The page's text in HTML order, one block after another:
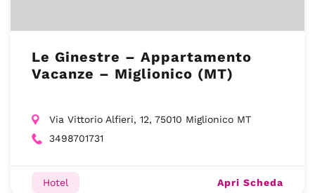
Le Ginestre – Appartamento
Vacanze – Miglionico (MT)
Via Vittorio Alfieri, 12, 75010 Miglionico MT
3498701731
Hotel Apri Scheda